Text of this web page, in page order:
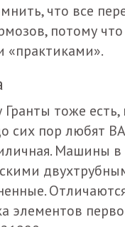
что все
потому
«практиками».
Гранты тоже
сих пор любят
Машины
элементов